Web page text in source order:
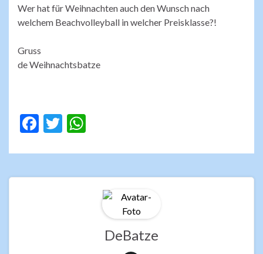
Wer hat für Weihnachten auch den Wunsch nach
welchem Beachvolleyball in welcher Preisklasse?!
Gruss
de Weihnachtsbatze
F
e
b
T
itt
er
at
s
DeBatze